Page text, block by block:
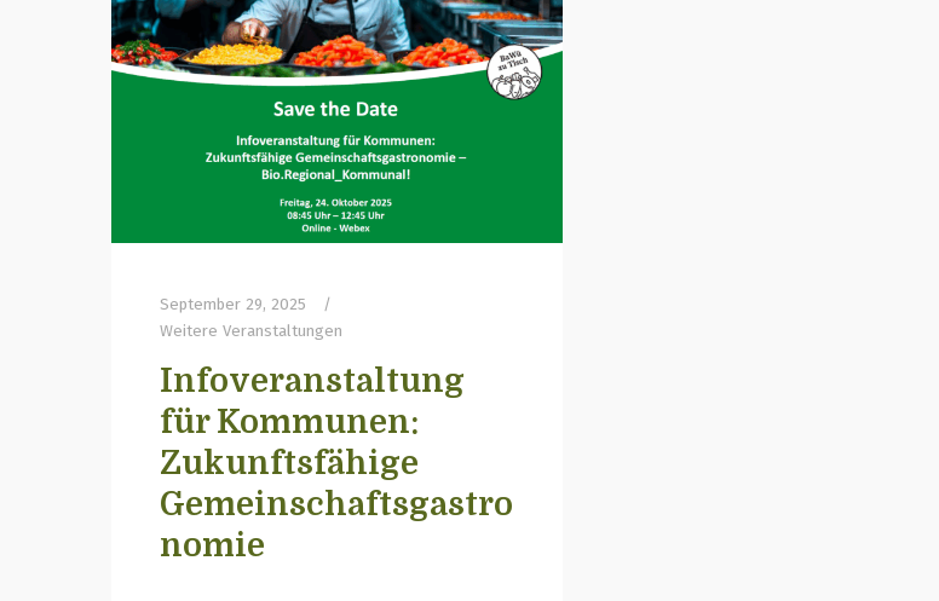
September 29, 2025
Weitere Veranstaltungen
Infoveranstaltung
für Kommunen:
Zukunftsfähige
Gemeinschaftsgastro
nomie